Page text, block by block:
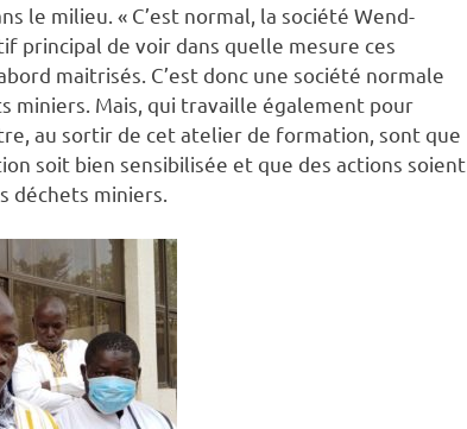
le milieu. « C’est normal, la société Wend-
principal de voir dans quelle mesure ces
maitrisés. C’est donc une société normale
miniers. Mais, qui travaille également pour
au sortir de cet atelier de formation, sont que
soit bien sensibilisée et que des actions soient
déchets miniers.